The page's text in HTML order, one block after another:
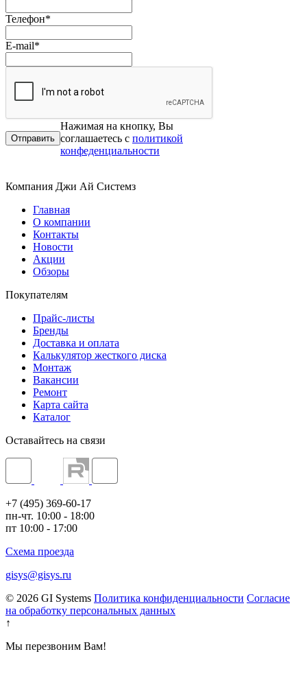
Телефон*
E-mail*
Нажимая на кнопку, Вы
соглашаетесь с политикой
конфеденциальности
Компания Джи Ай Системз
Главная
О компании
Контакты
Новости
Акции
Обзоры
Покупателям
Прайс-листы
Бренды
Доставка и оплата
Калькулятор жесткого диска
Монтаж
Вакансии
Ремонт
Карта сайта
Каталог
Оставайтесь на связи
+7 (495) 369-60-17
пн-чт. 10:00 - 18:00
пт 10:00 - 17:00
Схема проезда
gisys@gisys.ru
© 2026 GI Systems Политика конфиденциальности Согласие
на обработку персональных данных
↑
Мы перезвоним Вам!